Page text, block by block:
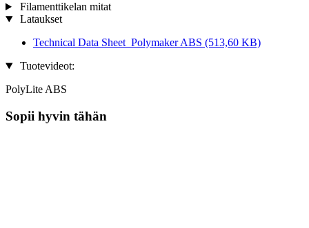
Filamenttikelan mitat
Lataukset
Technical Data Sheet_Polymaker ABS (513,60 KB)
Tuotevideot:
PolyLite ABS
Sopii hyvin tähän